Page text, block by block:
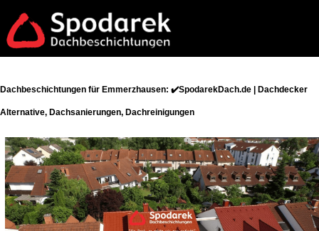
Dachbeschichtungen für Emmerzhausen: ✔️SpodarekDach.de | Dachdecker
Alternative, Dachsanierungen, Dachreinigungen